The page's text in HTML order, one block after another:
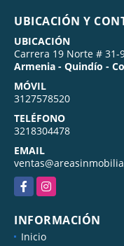
UBICACIÓN Y
UBICACIÓN
Carrera 19 Norte # 31-
Armenia - Quindío -
MÓVIL
3127578520
TELÉFONO
3218304478
EMAIL
INFORMACIÓN